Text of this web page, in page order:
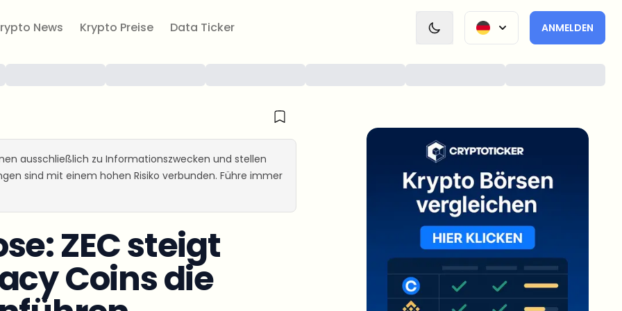
News Krypto Preise Data Ticker ANMELDEN
ausschließlich zu Informationszwecken und stellen
sind mit einem hohen Risiko verbunden. Führe immer
ZEC steigt
Coins die